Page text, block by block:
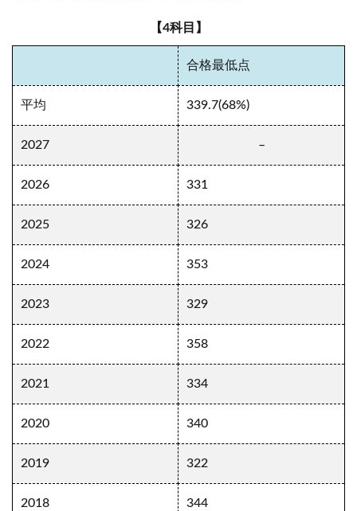
【4科目】
合格最低点
平均 339.7(68%)
2027 –
2026 331
2025 326
2024 353
2023 329
2022 358
2021 334
2020 340
2019 322
2018 344